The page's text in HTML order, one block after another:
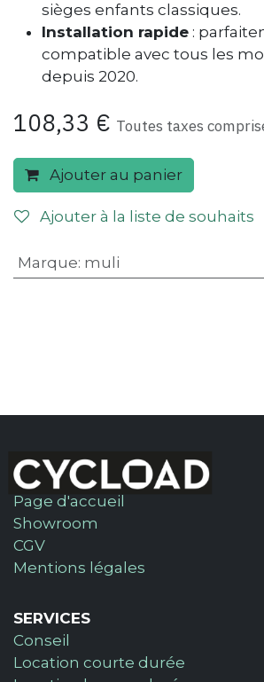
sièges enfants classiques.
Installation rapide :
compatible avec tous les
depuis 2020.
108,33 € Toutes taxes
Ajouter au panier
Ajouter à la liste de souhaits
Marque: muli
Page d'accueil
Showroom
CGV
Mentions légales
SERVICES
Conseil
Location courte durée